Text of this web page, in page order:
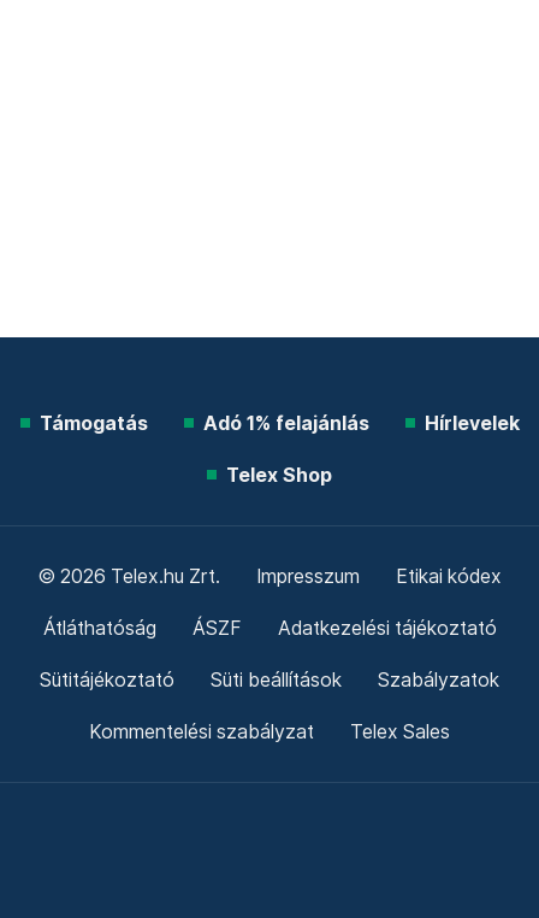
Támogatás Adó 1% felajánlás Hírlevelek
Telex Shop
© 2026 Telex.hu Zrt. Impresszum Etikai kódex
Átláthatóság ÁSZF Adatkezelési tájékoztató
Sütitájékoztató Süti beállítások Szabályzatok
Kommentelési szabályzat Telex Sales